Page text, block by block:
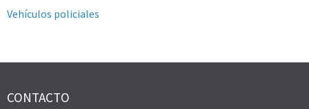
Vehículos policiales
CONTACTO